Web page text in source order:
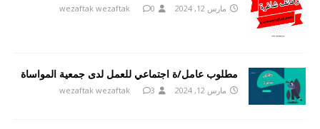
مارس 12, 2024 wezaftak wezaftak 0
مطلوب عامل/ة اجتماعي للعمل لدى جمعية المواساة
مارس 12, 2024 wezaftak wezaftak 3